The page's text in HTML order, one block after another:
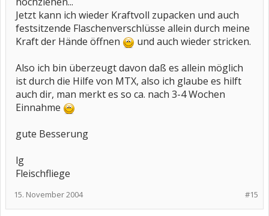
Jetzt kann ich wieder Kraftvoll zupacken und auch
festsitzende Flaschenverschlüsse allein durch meine
Kraft der Hände öffnen
und auch wieder stricken.
Also ich bin überzeugt davon daß es allein möglich
ist durch die Hilfe von MTX, also ich glaube es hilft
auch dir, man merkt es so ca. nach 3-4 Wochen
Einnahme
gute Besserung
lg
Fleischfliege
#15
15. November 2004